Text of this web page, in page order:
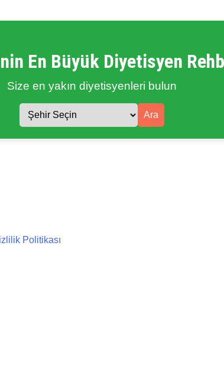
En Büyük Diyetisyen
Size en yakın diyetisyenleri bulun
Ara
Politikası